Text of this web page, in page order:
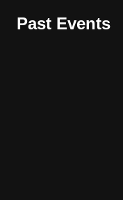
Past Events